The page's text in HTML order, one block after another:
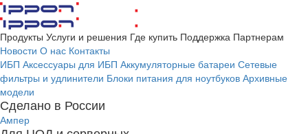
Продукты Услуги и решения Где купить Поддержка Партнерам
Новости О нас Контакты
ИБП Аксессуары для ИБП Аккумуляторные батареи Сетевые
фильтры и удлинители Блоки питания для ноутбуков Архивные
модели
Сделано в России
Ампер